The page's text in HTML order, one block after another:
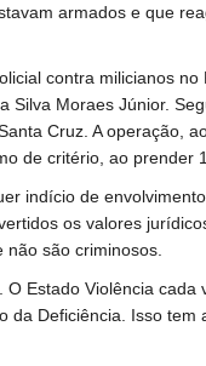
armados e que
contra milicianos no
Silva Moraes Júnior.
Cruz. A operação,
de critério, ao prender
indício de
os valores
são criminosos.
Estado Violência cada
da Deficiência. Isso tem